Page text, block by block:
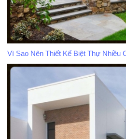
Vì Sao Nên Thiết Kế Biệt Thự Nhiều